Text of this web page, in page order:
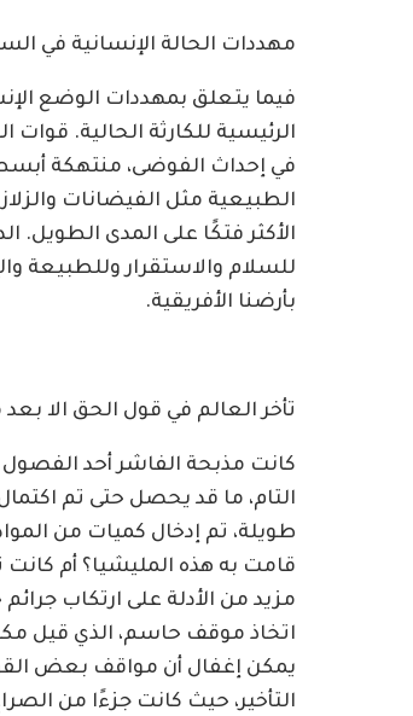
مهددات الحالة الإنسانية في
فيما يتعلق بمهددات الوضع
الرئيسية للكارثة الحالية.
في إحداث الفوضى، منتهكة أبسط
الطبيعية مثل الفيضانات
الأكثر فتكًا على المدى
للسلام والاستقرار وللطبيعة
بأرضنا الأفريقية.
تأخر العالم في قول الحق الا
كانت مذبحة الفاشر أحد الفصول
التام، ما قد يحصل حتى تم
طويلة، تم إدخال كميات من
قامت به هذه المليشيا؟ أم كانت
مزيد من الأدلة على ارتكاب
يمكن إغفال أن مواقف بعض القوى
التأخير، حيث كانت جزءًا من